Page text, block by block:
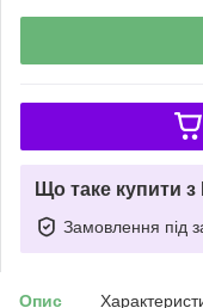
Що таке купити
Замовлення під
Опис